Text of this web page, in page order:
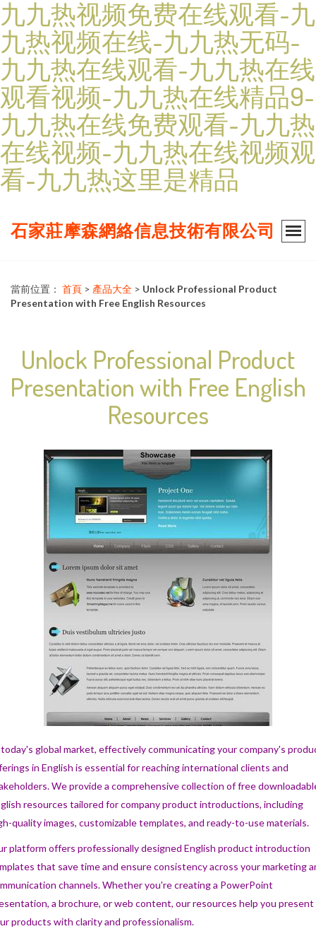
九九热视频免费在线观看-九
九热视频在线-九九热无码-
九九热在线观看-九九热在线
观看视频-九九热在线精品9-
九九热在线免费观看-九九热
在线视频-九九热在线视频观
看-九九热这里是精品
石家莊摩森網絡信息技術有限公司
當前位置： 首頁 > 產品大全 > Unlock Professional Product
Presentation with Free English Resources
Unlock Professional Product
Presentation with Free English
Resources
global market, effectively communicating your company's
in English is essential for reaching international clients and
We provide a comprehensive collection of free
resources tailored for company product introductions, including
quality images, customizable templates, and ready-to-use materials.
platform offers professionally designed English product introduction
that save time and ensure consistency across your marketing
channels. Whether you're creating a PowerPoint
a brochure, or web content, our resources help you present
products with clarity and professionalism.